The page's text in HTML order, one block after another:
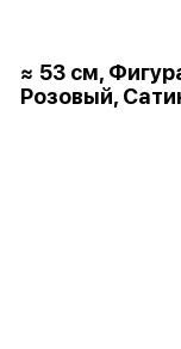
≈ 53 см,
Розовый,